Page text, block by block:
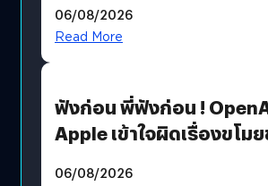
รหัสผ่านหลุด ไม่ใช่แฮกเกอร์
06/08/2026
Read More
ฟังก่อน พี่ฟังก่อน !
Apple เข้าใจผิดเรื่องขโม
06/08/2026